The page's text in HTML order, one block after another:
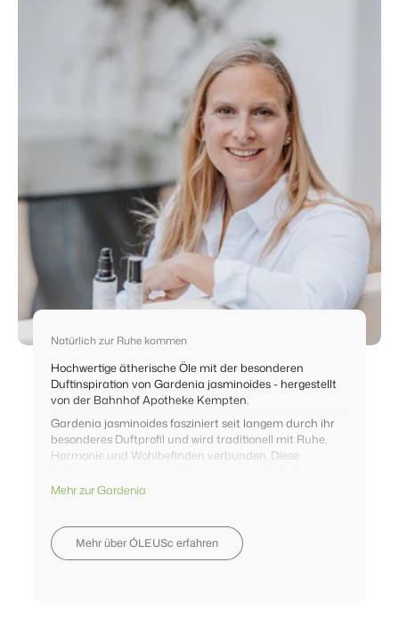
Natürlich zur Ruhe kommen
Hochwertige ätherische Öle mit der besonderen
Duftinspiration von Gardenia jasminoides - hergestellt
von der Bahnhof Apotheke Kempten.
Gardenia jasminoides fasziniert seit langem durch ihr
besonderes Duftprofil und wird traditionell mit Ruhe,
Harmonie und Wohlbefinden verbunden. Diese
Die Idee hinter unseren Ölen ist es, hochwertige
ruhig und mit besonderem Qualitätsanspruch. Deshalb
werden die Produkte von der Bahnhof Apotheke
Kempten hergestellt und sorgfältig auf Reinheit und
Mehr zur Gardenia
Mehr über ÓLEUSc erfahren